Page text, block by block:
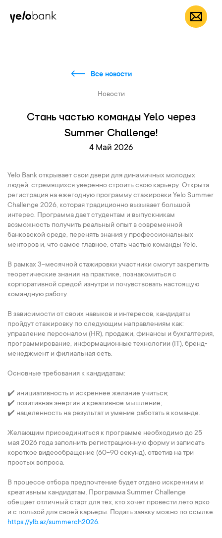
Частным лицам RU
Все новости
Новости
Стань частью команды Yelo через
Summer Challenge!
4 Май 2026
Yelo Bank открывает свои двери для динамичных молодых
людей, стремящихся уверенно строить свою карьеру. Открыта
регистрация на ежегодную программу стажировки Yelo Summer
Challenge 2026, которая традиционно вызывает большой
интерес. Программа дает студентам и выпускникам
возможность получить реальный опыт в современной
банковской среде, перенять знания у профессиональных
менторов и, что самое главное, стать частью команды Yelo.
В рамках 3-месячной стажировки участники смогут закрепить
теоретические знания на практике, познакомиться с
корпоративной средой изнутри и почувствовать настоящую
командную работу.
В зависимости от своих навыков и интересов, кандидаты
пройдут стажировку по следующим направлениям как:
управление персоналом (HR), продажи, финансы и бухгалтерия,
программирование, информационные технологии (IT), бренд-
менеджмент и филиальная сеть.
Основные требования к кандидатам:
✔️ инициативность и искреннее желание учиться;
✔️ позитивная энергия и креативное мышление;
✔️ нацеленность на результат и умение работать в команде.
Желающим присоединиться к программе необходимо до 25
мая 2026 года заполнить регистрационную форму и записать
короткое видеообращение (60-90 секунд), ответив на три
простых вопроса.
В процессе отбора предпочтение будет отдано искренним и
креативным кандидатам. Программа Summer Challenge
обещает отличный старт для тех, кто хочет провести лето ярко
и с пользой для своей карьеры. Подать заявку можно по ссылке:
https://ylb.az/summerch2026.